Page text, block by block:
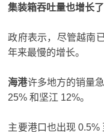
集装箱吞吐量也增长
政府表示，尽管越南
年来最慢的增长。
海港许多地方的销量
25% 和坚江 12%。
主要港口也出现 0.5%